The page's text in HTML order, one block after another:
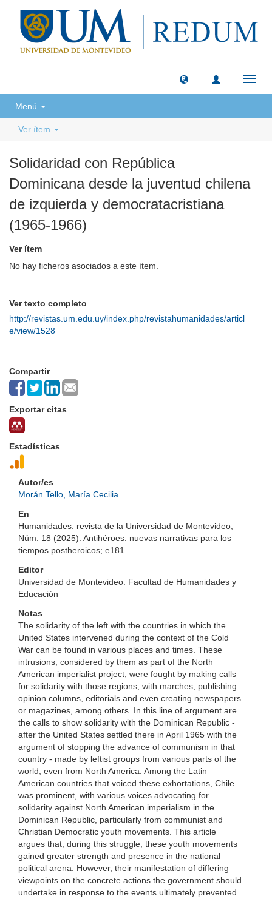
Menú
Ver ítem
Solidaridad con República
Dominicana desde la juventud chilena
de izquierda y democratacristiana
(1965-1966)
Ver ítem
No hay ficheros asociados a este ítem.
Ver texto completo
http://revistas.um.edu.uy/index.php/revistahumanidades/articl
e/view/1528
Compartir
Exportar citas
Estadísticas
Autor/es
Morán Tello, María Cecilia
En
Humanidades: revista de la Universidad de Montevideo;
Núm. 18 (2025): Antihéroes: nuevas narrativas para los
tiempos postheroicos; e181
Editor
Universidad de Montevideo. Facultad de Humanidades y
Educación
Notas
The solidarity of the left with the countries in which the
United States intervened during the context of the Cold
War can be found in various places and times. These
intrusions, considered by them as part of the North
American imperialist project, were fought by making calls
for solidarity with those regions, with marches, publishing
opinion columns, editorials and even creating newspapers
or magazines, among others. In this line of argument are
the calls to show solidarity with the Dominican Republic -
after the United States settled there in April 1965 with the
argument of stopping the advance of communism in that
country - made by leftist groups from various parts of the
world, even from North America. Among the Latin
American countries that voiced these exhortations, Chile
was prominent, with various voices advocating for
solidarity against North American imperialism in the
Dominican Republic, particularly from communist and
Christian Democratic youth movements. This article
argues that, during this struggle, these youth movements
gained greater strength and presence in the national
political arena. However, their manifestation of differing
viewpoints on the concrete actions the government should
undertake in response to the events ultimately prevented